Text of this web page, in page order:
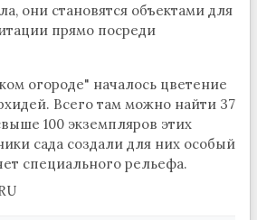
они становятся объектами для
прямо посреди
огороде" началось цветение
Всего там можно найти 37
100 экземпляров этих
сада создали для них особый
специального рельефа.